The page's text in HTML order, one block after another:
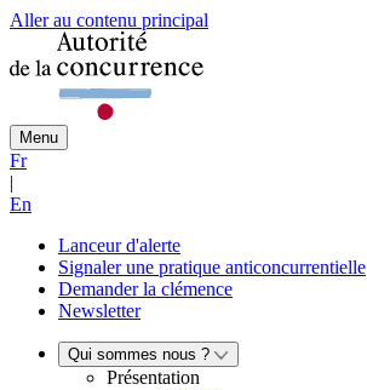
Aller au contenu principal
Menu
Fr
|
En
Lanceur d'alerte
Signaler une pratique anticoncurrentielle
Demander la clémence
Newsletter
Qui sommes nous ?
Présentation